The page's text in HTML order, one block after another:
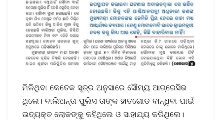
ମିଳିଥିବା କେତେକ ସୂତ୍ର ଅନୁସାରେ ସୌମ୍ୟ ଆଗ୍ରେସିଭ
ଥିଲେ। ବାଲିଅନ୍ତା ପୁଲିସ ତାଙ୍କ ହାତଗୋଡ ବାନ୍ଧିବା ପାଇଁ
ଉତ୍ୟକ୍ତ ଲୋକଙ୍କୁ କହିଥିଲେ ଓ ସାହାଯ୍ୟ କରିଥିଲେ।